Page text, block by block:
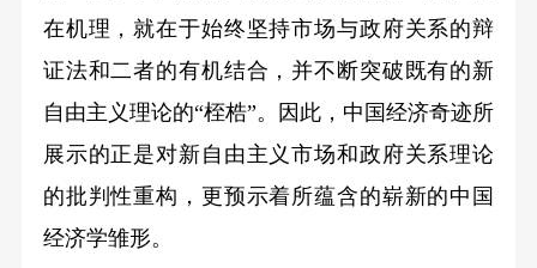
在机理，就在于始终坚持市场与政府关系的辩
证法和二者的有机结合，并不断突破既有的新
自由主义理论的“桎梏”。因此，中国经济奇迹所
展示的正是对新自由主义市场和政府关系理论
的批判性重构，更预示着所蕴含的崭新的中国
经济学雏形。